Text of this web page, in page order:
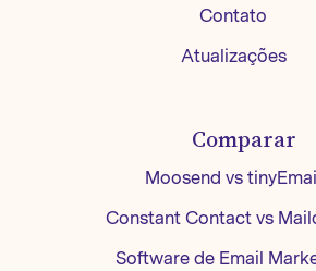
Contato
Atualizações
Comparar
Moosend vs tinyEmail
Constant Contact vs
Software de Email